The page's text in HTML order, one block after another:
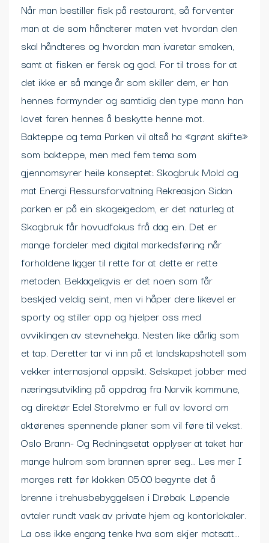
Når man bestiller fisk på restaurant, så forventer
man at de som håndterer maten vet hvordan den
skal håndteres og hvordan man ivaretar smaken,
samt at fisken er fersk og god. For til tross for at
det ikke er så mange år som skiller dem, er han
hennes formynder og samtidig den type mann han
lovet faren hennes å beskytte henne mot.
Bakteppe og tema Parken vil altså ha «grønt skifte»
som bakteppe, men med fem tema som
gjennomsyrer heile konseptet: Skogbruk Mold og
mat Energi Ressursforvaltning Rekreasjon Sidan
parken er på ein skogeigedom, er det naturleg at
Skogbruk får hovudfokus frå dag ein. Det er
mange fordeler med digital markedsføring når
forholdene ligger til rette for at dette er rette
metoden. Beklageligvis er det noen som får
beskjed veldig seint, men vi håper dere likevel er
sporty og stiller opp og hjelper oss med
avviklingen av stevnehelga. Nesten like dårlig som
et tap. Deretter tar vi inn på et landskapshotell som
vekker internasjonal oppsikt. Selskapet jobber med
næringsutvikling på oppdrag fra Narvik kommune,
og direktør Edel Storelvmo er full av lovord om
aktørenes spennende planer som vil føre til vekst.
Oslo Brann- Og Redningsetat opplyser at taket har
mange hulrom som brannen sprer seg… Les mer I
morges rett før klokken 05:00 begynte det å
brenne i trehusbebyggelsen i Drøbak. Løpende
avtaler rundt vask av private hjem og kontorlokaler.
La oss ikke engang tenke hva som skjer motsatt…